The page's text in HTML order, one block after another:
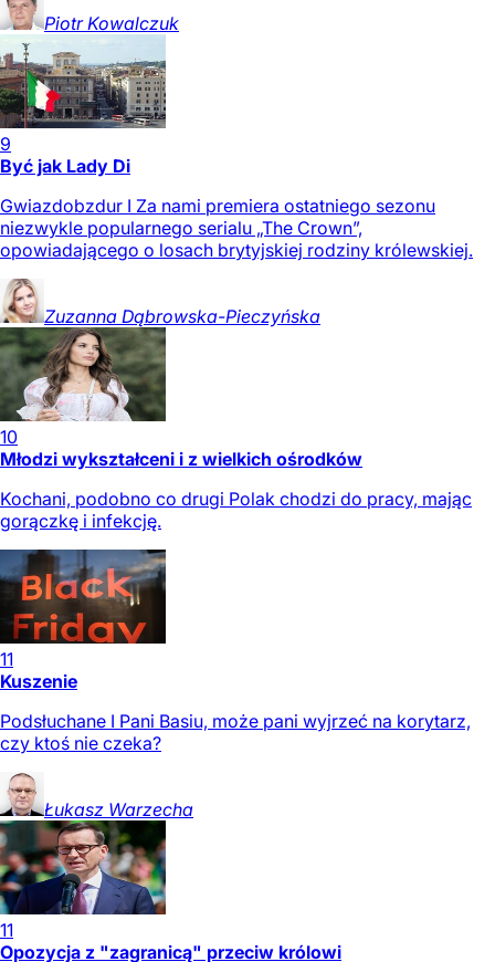
Piotr Kowalczuk
9
Być jak Lady Di
Gwiazdobzdur I Za nami premiera ostatniego sezonu
niezwykle popularnego serialu „The Crown”,
opowiadającego o losach brytyjskiej rodziny królewskiej.
Zuzanna Dąbrowska-Pieczyńska
10
Młodzi wykształceni i z wielkich ośrodków
Kochani, podobno co drugi Polak chodzi do pracy, mając
gorączkę i infekcję.
11
Kuszenie
Podsłuchane I Pani Basiu, może pani wyjrzeć na korytarz,
czy ktoś nie czeka?
Łukasz Warzecha
11
Opozycja z "zagranicą" przeciw królowi